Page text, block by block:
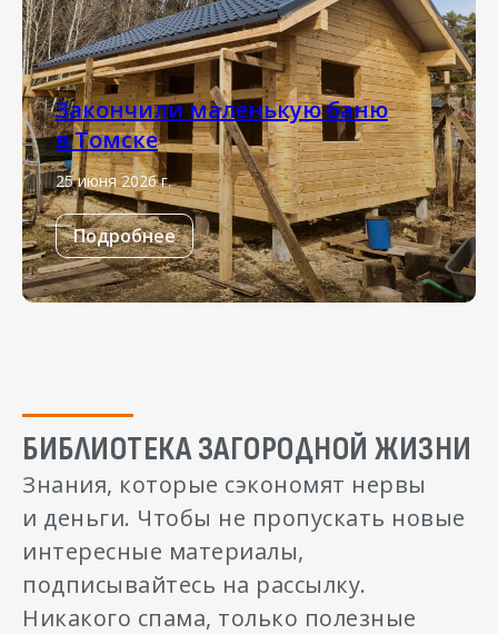
Закончили маленькую баню
в Томске
25 июня 2026 г.
Подробнее
БИБЛИОТЕКА ЗАГОРОДНОЙ ЖИЗНИ
Знания, которые сэкономят нервы
и деньги. Чтобы не пропускать новые
интересные материалы,
подписывайтесь на рассылку.
Никакого спама, только полезные